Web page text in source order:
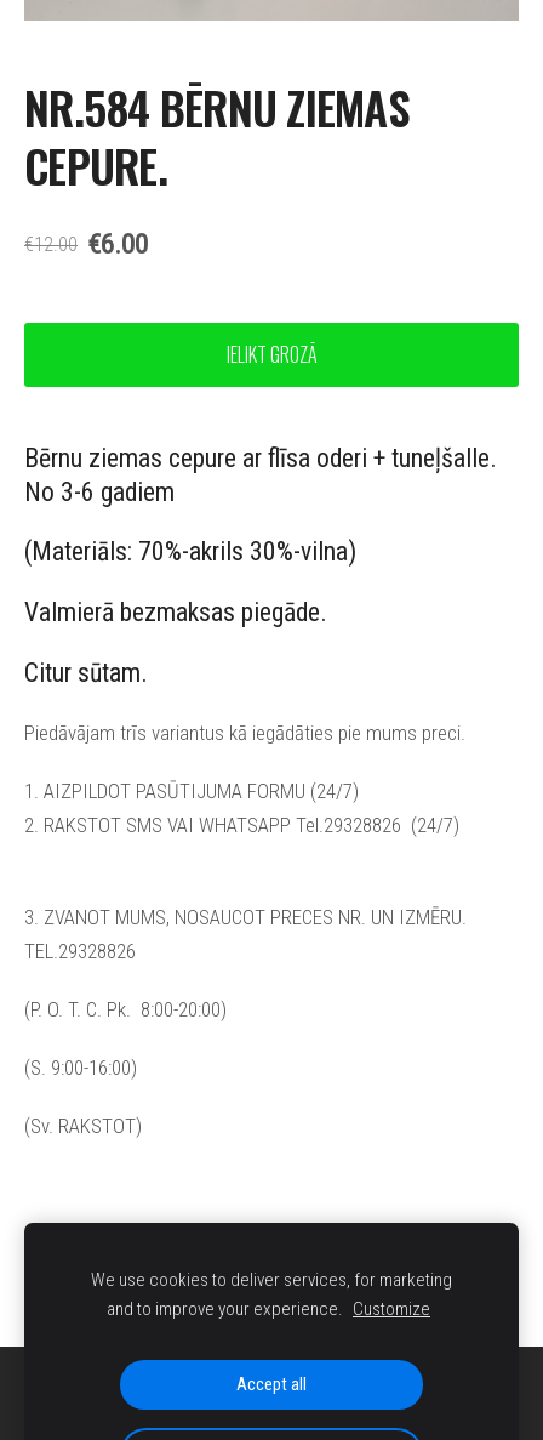
NR.584 BĒRNU ZIEMAS
CEPURE.
€12.00 €6.00
IELIKT GROZĀ
Bērnu ziemas cepure ar flīsa oderi + tuneļšalle.
No 3-6 gadiem
(Materiāls: 70%-akrils 30%-vilna)
Valmierā bezmaksas piegāde.
Citur sūtam.
Piedāvājam trīs variantus kā iegādāties pie mums preci.
1. AIZPILDOT PASŪTIJUMA FORMU (24/7)
2. RAKSTOT SMS VAI WHATSAPP Tel.29328826 (24/7)
3. ZVANOT MUMS, NOSAUCOT PRECES NR. UN IZMĒRU.
TEL.29328826
(P. O. T. C. Pk. 8:00-20:00)
(S. 9:00-16:00)
(Sv. RAKSTOT)
SĪKDATNES
We use cookies to deliver services, for marketing
and to improve your experience. Customize
Accept all